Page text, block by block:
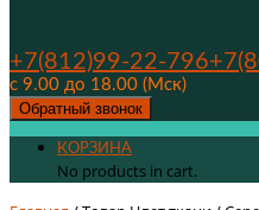
+7(812)99-22-796
с 9.00 до 18.00 (Мск)
Обратный звонок
КОРЗИНА
No products in cart.